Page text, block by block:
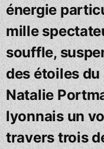
énergie
mille
souffle,
des étoiles
Natalie
lyonnais un
travers trois